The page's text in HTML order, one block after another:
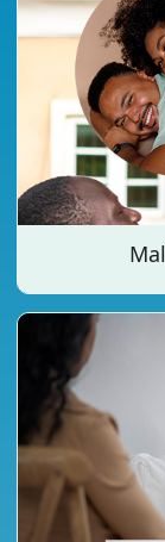
Malezi ya